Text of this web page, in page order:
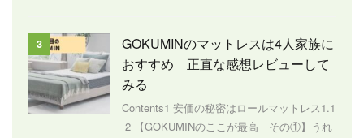
3
GOKUMINのマットレスは4人家族に
おすすめ 正直な感想レビューして
みる
Contents1 安価の秘密はロールマットレス1.1
2 【GOKUMINのここが最高 その①】うれ